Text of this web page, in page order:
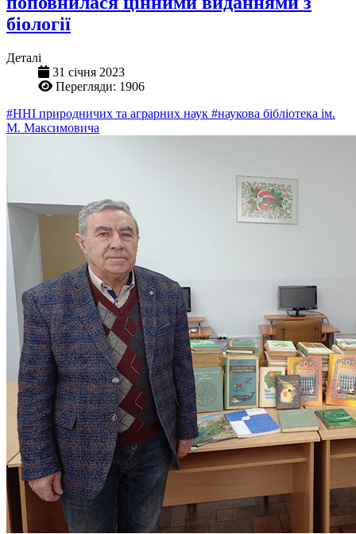
біології
Деталі
31 січня 2023
Перегляди: 1906
#ННІ природничих та аграрних наук #наукова бібліотека ім.
М. Максимовича